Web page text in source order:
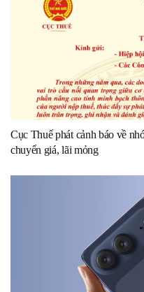
Cục Thuế phát cảnh báo về
chuyển giá, lãi mỏng